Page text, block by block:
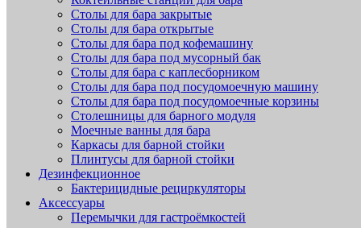
Столы для бара закрытые
Столы для бара открытые
Столы для бара под кофемашину
Столы для бара под мусорный бак
Столы для бара с каплесборником
Столы для бара под посудомоечную машину
Столы для бара под посудомоечные корзины
Столешницы для барного модуля
Моечные ванны для бара
Каркасы для барной стойки
Плинтусы для барной стойки
Дезинфекционное
Бактерицидные рециркуляторы
Аксессуары
Перемычки для гастроёмкостей